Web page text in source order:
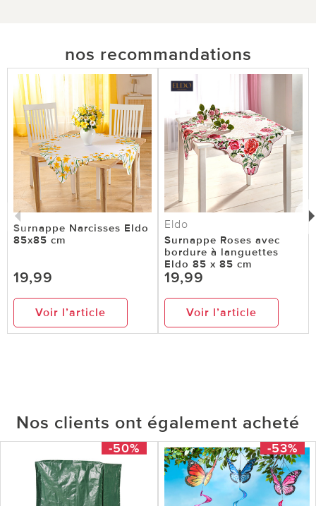
nos recommandations
Surnappe Narcisses Eldo
85x85 cm
19,99
Voir l’article
Eldo
Surnappe Roses avec
bordure à languettes
Eldo 85 x 85 cm
19,99
Voir l’article
Nos clients ont également acheté
-50% -53%